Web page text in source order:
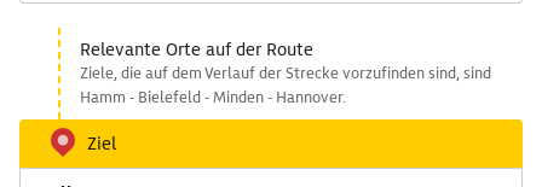
Relevante Orte auf der Route
Ziele, die auf dem Verlauf der Strecke vorzufinden sind, sind
Hamm - Bielefeld - Minden - Hannover.
Ziel